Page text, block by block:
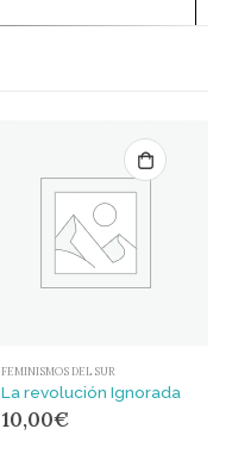
FEMINISMOS DEL SUR
La revolución Ignorada
10,00€